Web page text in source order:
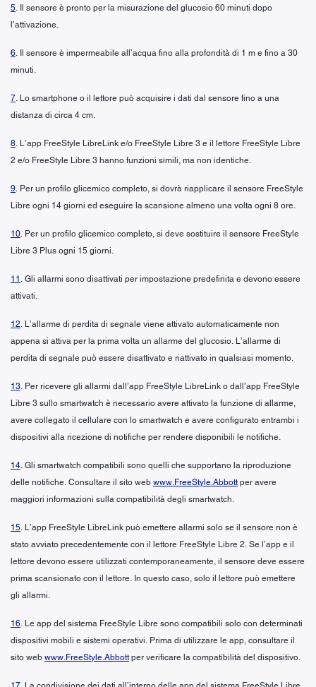
5. Il sensore è pronto per la misurazione del glucosio 60 minuti dopo
l’attivazione.
6. Il sensore è impermeabile all’acqua fino alla profondità di 1 m e fino a 30
minuti.
7. Lo smartphone o il lettore può acquisire i dati dal sensore fino a una
distanza di circa 4 cm.
8. L’app FreeStyle LibreLink e/o FreeStyle Libre 3 e il lettore FreeStyle Libre
2 e/o FreeStyle Libre 3 hanno funzioni simili, ma non identiche.
9. Per un profilo glicemico completo, si dovrà riapplicare il sensore FreeStyle
Libre ogni 14 giorni ed eseguire la scansione almeno una volta ogni 8 ore.
10. Per un profilo glicemico completo, si deve sostituire il sensore FreeStyle
Libre 3 Plus ogni 15 giorni.
11 . Gli allarmi sono disattivati per impostazione predefinita e devono essere
attivati.
12. L’allarme di perdita di segnale viene attivato automaticamente non
appena si attiva per la prima volta un allarme del glucosio. L’allarme di
perdita di segnale può essere disattivato e riattivato in qualsiasi momento.
13. Per ricevere gli allarmi dall’app FreeStyle LibreLink o dall’app FreeStyle
Libre 3 sullo smartwatch è necessario avere attivato la funzione di allarme,
avere collegato il cellulare con lo smartwatch e avere configurato entrambi i
dispositivi alla ricezione di notifiche per rendere disponibili le notifiche.
14. Gli smartwatch compatibili sono quelli che supportano la riproduzione
delle notifiche. Consultare il sito web www.FreeStyle.Abbott per avere
maggiori informazioni sulla compatibilità degli smartwatch.
15. L’app FreeStyle LibreLink può emettere allarmi solo se il sensore non è
stato avviato precedentemente con il lettore FreeStyle Libre 2. Se l’app e il
lettore devono essere utilizzati contemporaneamente, il sensore deve essere
prima scansionato con il lettore. In questo caso, solo il lettore può emettere
gli allarmi.
16. Le app del sistema FreeStyle Libre sono compatibili solo con determinati
dispositivi mobili e sistemi operativi. Prima di utilizzare le app, consultare il
sito web www.FreeStyle.Abbott per verificare la compatibilità del dispositivo.